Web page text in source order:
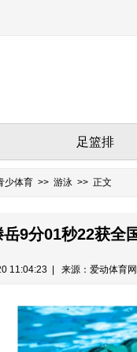
足篮排
少体育 >> 游泳 >> 正文
9分01秒22获全
11:04:23 | 来源：爱动体育